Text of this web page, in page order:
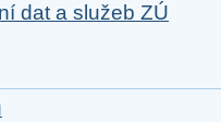
dat a služeb ZÚ